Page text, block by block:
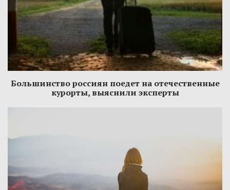
Большинство россиян поедет на отечественные
курорты, выяснили эксперты